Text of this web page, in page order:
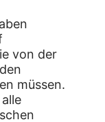
von der
müssen.